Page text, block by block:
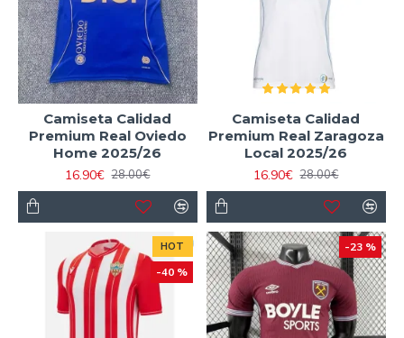
Camiseta Calidad
Premium Real Oviedo
Home 2025/26
16.90€ 28.00€
Camiseta Calidad
Premium Real Zaragoza
Local 2025/26
16.90€ 28.00€
HOT
-40 %
-23 %